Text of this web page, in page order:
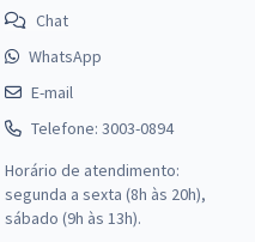
Chat
WhatsApp
E-mail
Telefone: 3003-0894
Horário de atendimento:
segunda a sexta (8h às 20h),
sábado (9h às 13h).